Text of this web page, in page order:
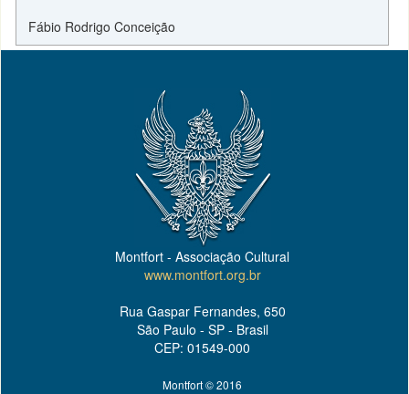
Fábio Rodrigo Conceição
Montfort - Associação Cultural
www.montfort.org.br
Rua Gaspar Fernandes, 650
São Paulo - SP - Brasil
CEP: 01549-000
Montfort © 2016